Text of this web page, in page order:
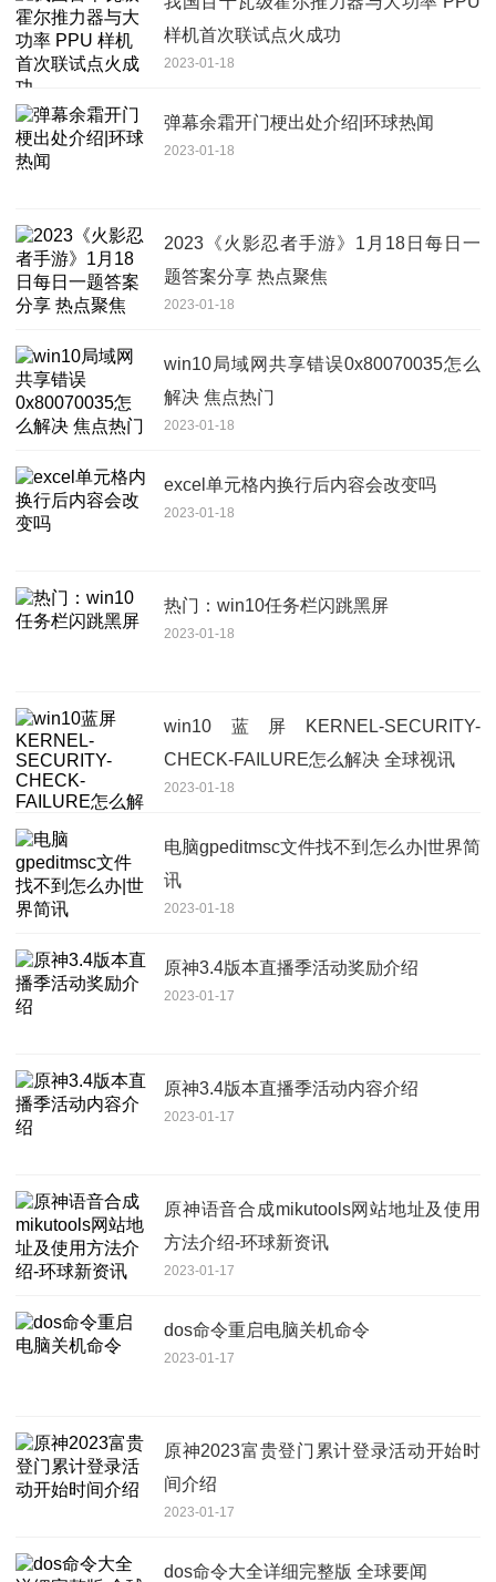
样机首次联试点火成功
2023-01-18
弹幕余霜开门梗出处介绍|环球热闻
2023-01-18
2023《火影忍者手游》1月18日每日一
题答案分享 热点聚焦
2023-01-18
win10局域网共享错误0x80070035怎么
解决 焦点热门
2023-01-18
excel单元格内换行后内容会改变吗
2023-01-18
热门：win10任务栏闪跳黑屏
2023-01-18
win10蓝屏KERNEL-SECURITY-
CHECK-FAILURE怎么解决 全球视讯
2023-01-18
电脑gpeditmsc文件找不到怎么办|世界简
讯
2023-01-18
原神3.4版本直播季活动奖励介绍
2023-01-17
原神3.4版本直播季活动内容介绍
2023-01-17
原神语音合成mikutools网站地址及使用
方法介绍-环球新资讯
2023-01-17
dos命令重启电脑关机命令
2023-01-17
原神2023富贵登门累计登录活动开始时
间介绍
2023-01-17
dos命令大全详细完整版 全球要闻